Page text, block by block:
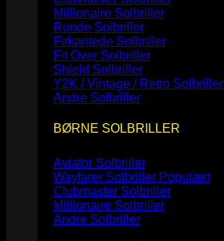
Millionaire Solbriller
Runde Solbriller
Firkantede Solbriller
Fit Over Solbriller
Shield Solbriller
Y2K / Vintage / Retro Solbriller
Andre Solbriller
BØRNE SOLBRILLER
Aviator Solbriller
Wayfarer Solbriller
Clubmaster Solbriller
Millionaire Solbriller
Andre Solbriller